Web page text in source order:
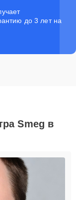
до 3 лет на
Smeg в